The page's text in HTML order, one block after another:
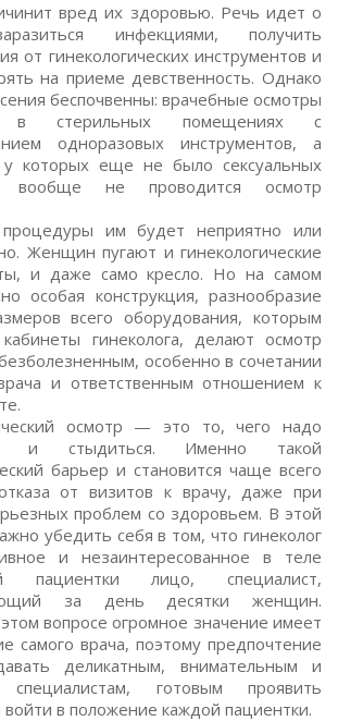
вред их здоровью. Речь идет о
инфекциями, получить
от гинекологических инструментов и
на приеме девственность. Однако
беспочвенны: врачебные осмотры
в стерильных помещениях с
одноразовых инструментов, а
которых еще не было сексуальных
вообще не проводится осмотр
им будет неприятно или
Женщин пугают и гинекологические
и даже само кресло. Но на самом
особая конструкция, разнообразие
всего оборудования, которым
гинеколога, делают осмотр
особенно в сочетании
и ответственным отношением к
осмотр — это то, чего надо
и стыдиться. Именно такой
барьер и становится чаще всего
от визитов к врачу, даже при
проблем со здоровьем. В этой
убедить себя в том, что гинеколог
и незаинтересованное в теле
пациентки лицо, специалист,
за день десятки женщин.
вопросе огромное значение имеет
самого врача, поэтому предпочтение
деликатным, внимательным и
готовым проявить
войти в положение каждой пациентки.